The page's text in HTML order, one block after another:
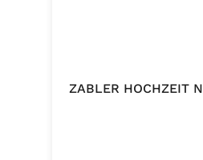
ZABLER HOCHZEIT